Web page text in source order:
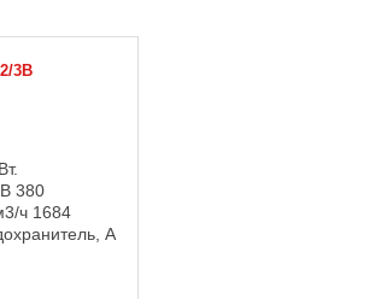
3B
380
ч 1684
А